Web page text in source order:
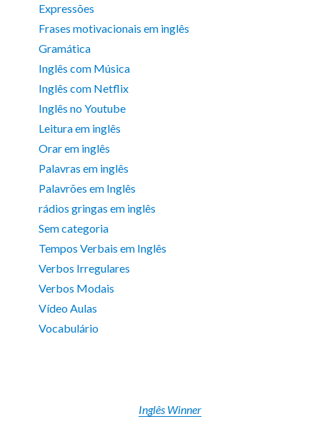
Expressões
Frases motivacionais em inglês
Gramática
Inglês com Música
Inglês com Netflix
Inglês no Youtube
Leitura em inglês
Orar em inglês
Palavras em inglês
Palavrões em Inglês
rádios gringas em inglês
Sem categoria
Tempos Verbais em Inglês
Verbos Irregulares
Verbos Modais
Vídeo Aulas
Vocabulário
Inglês Winner